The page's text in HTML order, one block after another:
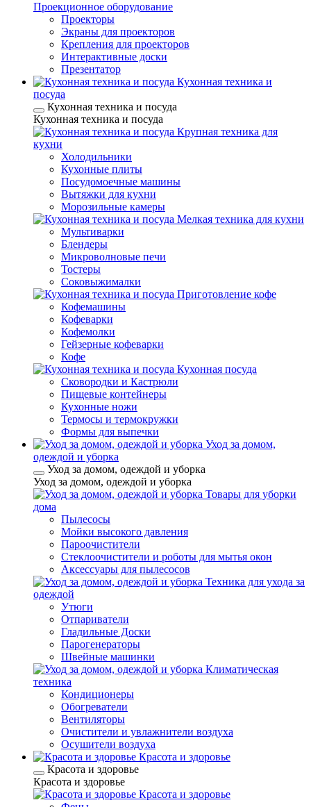
Проекционное оборудование
Проекторы
Экраны для проекторов
Крепления для проекторов
Интерактивные доски
Презентатор
Кухонная техника и
посуда
Кухонная техника и посуда
Кухонная техника и посуда
Крупная техника для
кухни
Холодильники
Кухонные плиты
Посудомоечные машины
Вытяжки для кухни
Морозильные камеры
Мелкая техника для кухни
Мультиварки
Блендеры
Микроволновые печи
Тостеры
Соковыжималки
Приготовление кофе
Кофемашины
Кофеварки
Кофемолки
Гейзерные кофеварки
Кофе
Кухонная посуда
Сковородки и Кастрюли
Пищевые контейнеры
Кухонные ножи
Термосы и термокружки
Формы для выпечки
Уход за домом,
одеждой и уборка
Уход за домом, одеждой и уборка
Уход за домом, одеждой и уборка
Товары для уборки
дома
Пылесосы
Мойки высокого давления
Пароочистители
Стеклоочистители и роботы для мытья окон
Аксессуары для пылесосов
Техника для ухода за
одеждой
Утюги
Отпариватели
Гладильные Доски
Парогенераторы
Швейные машинки
Климатическая
техника
Кондиционеры
Обогреватели
Вентиляторы
Очистители и увлажнители воздуха
Осушители воздуха
Красота и здоровье
Красота и здоровье
Красота и здоровье
Красота и здоровье